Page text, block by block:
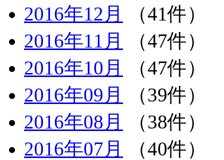
2016年12月
（41件）
2016年11月
（47件）
2016年10月
（47件）
2016年09月
（39件）
2016年08月
（38件）
2016年07月
（40件）